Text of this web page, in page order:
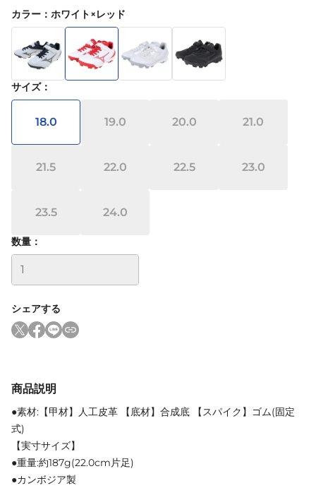
カラー ： ホワイト×レッド
サイズ：
18.0 19.0 20.0 21.0
21.5 22.0 22.5 23.0
23.5 24.0
数量：
シェアする
商品説明
●素材:【甲材】人工皮革 【底材】合成底 【スパイク】ゴム(固定
式)
【実寸サイズ】
●重量:約187g(22.0cm片足)
●カンボジア製